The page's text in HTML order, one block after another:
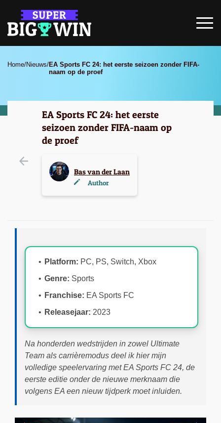
Home/Nieuws/EA Sports FC 24: het eerste seizoen zonder FIFA-
naam op de proef
EA Sports FC 24: het eerste
seizoen zonder FIFA-naam op
de proef
Bas van der Laan
Author
Platform: PC, PS, Switch, Xbox
Genre: Sports
Franchise: EA Sports FC
Releasejaar: 2023
Na honderden wedstrijden in zowel Ultimate
Team als carrièremodus deel ik hier mijn
volledige speelervaring met EA Sports FC 24, de
eerste editie onder de nieuwe merknaam die
volgens EA een nieuw tijdperk moet inluiden.